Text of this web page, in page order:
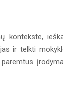
kontekste,
ir telkti